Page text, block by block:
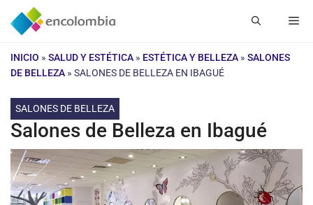
Saltar
INICIO » SALUD Y ESTÉTICA » ESTÉTICA Y BELLEZA » SALONES
DE BELLEZA » SALONES DE BELLEZA EN IBAGUÉ
SALONES DE BELLEZA
Salones de Belleza en Ibagué